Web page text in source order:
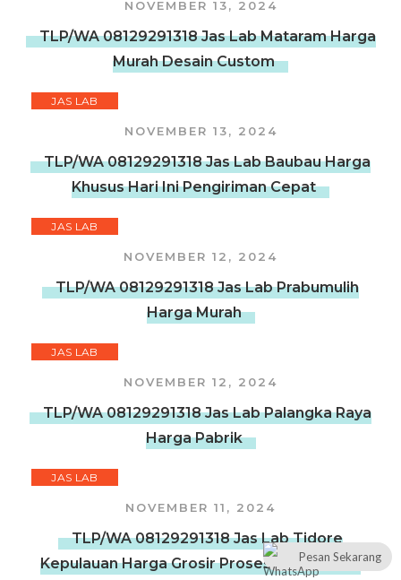
NOVEMBER 13, 2024
TLP/WA 08129291318 Jas Lab Mataram Harga
Murah Desain Custom
JAS LAB
NOVEMBER 13, 2024
TLP/WA 08129291318 Jas Lab Baubau Harga
Khusus Hari Ini Pengiriman Cepat
JAS LAB
NOVEMBER 12, 2024
TLP/WA 08129291318 Jas Lab Prabumulih
Harga Murah
JAS LAB
NOVEMBER 12, 2024
TLP/WA 08129291318 Jas Lab Palangka Raya
Harga Pabrik
JAS LAB
NOVEMBER 11, 2024
TLP/WA 08129291318 Jas Lab Tidore
Kepulauan Harga Grosir Proses Pembuatan
Pesan Sekarang